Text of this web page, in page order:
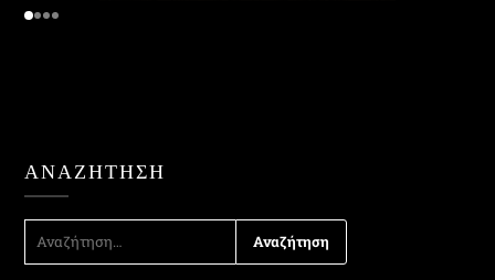
ΑΝΑΖΉΤΗΣΗ
ΑΝΑΖΉΤΗΣΗ
ΓΙΑ: